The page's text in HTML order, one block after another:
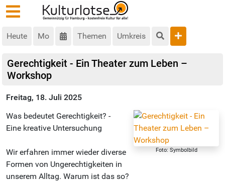
Heute Mo Themen Umkreis
Gerechtigkeit - Ein Theater zum Leben –
Workshop
Freitag, 18. Juli 2025
Foto: Symbolbild
Was bedeutet Gerechtigkeit? -
Eine kreative Untersuchung
Wir erfahren immer wieder diverse
Formen von Ungerechtigkeiten in
unserem Alltag. Warum ist das so?